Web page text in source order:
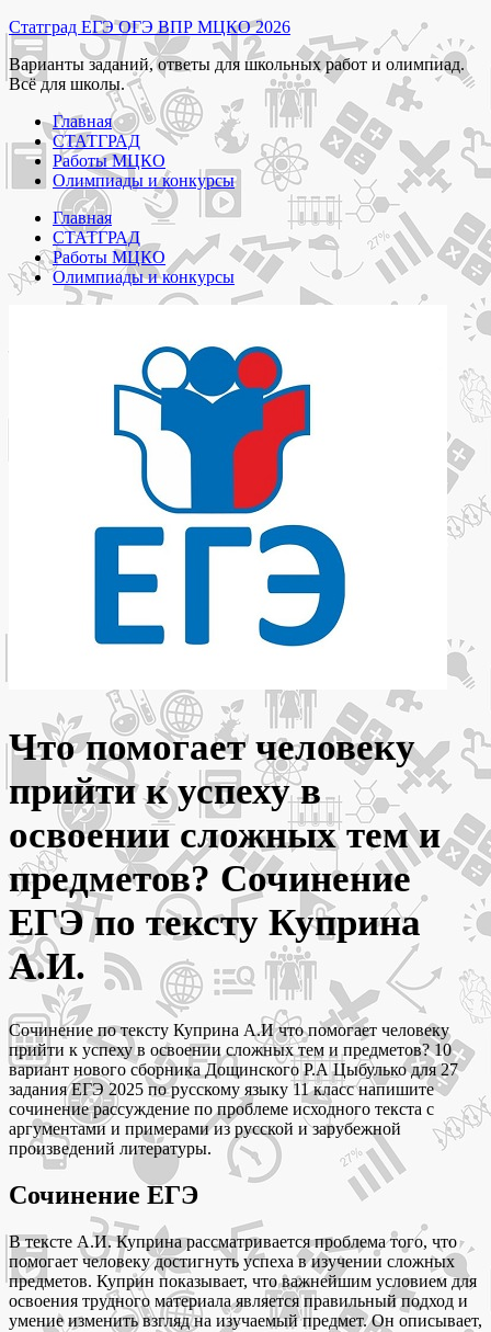
Перейти
к
содержимому
Статград ЕГЭ ОГЭ ВПР МЦКО 2026
Варианты заданий, ответы для школьных работ и олимпиад.
Всё для школы.
Главная
СТАТГРАД
Работы МЦКО
Олимпиады и конкурсы
Главная
СТАТГРАД
Работы МЦКО
Олимпиады и конкурсы
Что помогает человеку
прийти к успеху в
освоении сложных тем и
предметов? Сочинение
ЕГЭ по тексту Куприна
А.И.
Сочинение по тексту Куприна А.И что помогает человеку
прийти к успеху в освоении сложных тем и предметов? 10
вариант нового сборника Дощинского Р.А Цыбулько для 27
задания ЕГЭ 2025 по русскому языку 11 класс напишите
сочинение рассуждение по проблеме исходного текста с
аргументами и примерами из русской и зарубежной
произведений литературы.
Сочинение ЕГЭ
В тексте А.И. Куприна рассматривается проблема того, что
помогает человеку достигнуть успеха в изучении сложных
предметов. Куприн показывает, что важнейшим условием для
освоения трудного материала является правильный подход и
умение изменить взгляд на изучаемый предмет. Он описывает,